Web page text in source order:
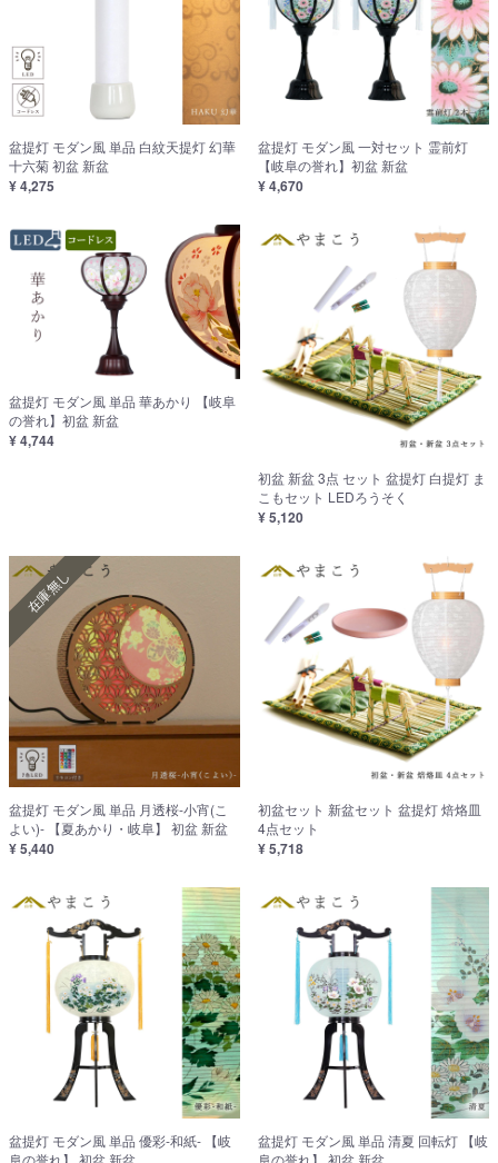
盆提灯 モダン風 単品 白紋天提灯 幻華
十六菊 初盆 新盆
¥ 4,275
盆提灯 モダン風 一対セット 霊前灯
【岐阜の誉れ】初盆 新盆
¥ 4,670
盆提灯 モダン風 単品 華あかり 【岐阜
の誉れ】初盆 新盆
¥ 4,744
初盆 新盆 3点 セット 盆提灯 白提灯 ま
こもセット LEDろうそく
¥ 5,120
在庫無し
盆提灯 モダン風 単品 月透桜-小宵(こ
よい)- 【夏あかり・岐阜】 初盆 新盆
¥ 5,440
初盆セット 新盆セット 盆提灯 焙烙皿
4点セット
¥ 5,718
盆提灯 モダン風 単品 優彩-和紙- 【岐
阜の誉れ】 初盆 新盆
盆提灯 モダン風 単品 清夏 回転灯 【岐
阜の誉れ】 初盆 新盆